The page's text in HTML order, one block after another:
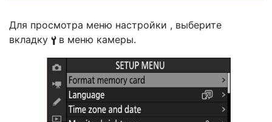
Для просмотра меню настройки , выберите
вкладку B в меню камеры.